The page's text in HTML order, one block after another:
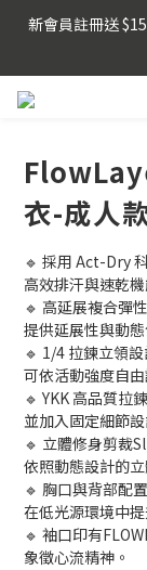
父親
新會員註冊送
LINE Pay用戶提
父親
衣-成人
🔹 採用 Act-Dry
高效排汗與速乾
🔹 高延展複合彈
提供延展性與動
🔹 1/4 拉鍊立領
可依活動強度自
🔹 YKK 高品質拉鍊
並加入固定細節
🔹 立體修身剪裁
依照動態設計的
🔹 胸口與背部配
在低光源環境中
🔹 袖口印有
象徵心流精神。